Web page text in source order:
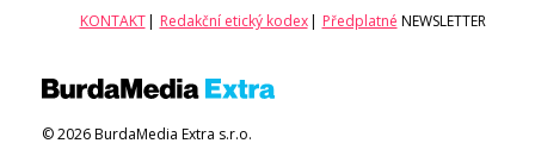
KONTAKT | Redakční etický kodex | Předplatné NEWSLETTER
© 2026 BurdaMedia Extra s.r.o.